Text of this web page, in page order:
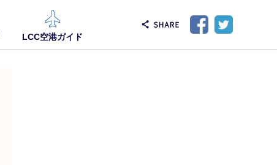
LCC空港ガイド